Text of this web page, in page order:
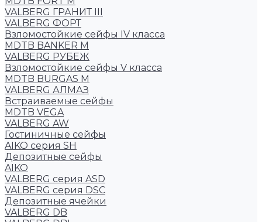
VALBERG ГРАНИТ III
VALBERG ФОРТ
Взломостойкие сейфы IV класса
MDTB BANKER M
VALBERG РУБЕЖ
Взломостойкие сейфы V класса
MDTB BURGAS M
VALBERG АЛМАЗ
Встраиваемые сейфы
MDTB VEGA
VALBERG AW
Гостиничные сейфы
AIKO серия SH
Депозитные сейфы
AIKO
VALBERG серия ASD
VALBERG серия DSC
Депозитные ячейки
VALBERG DB